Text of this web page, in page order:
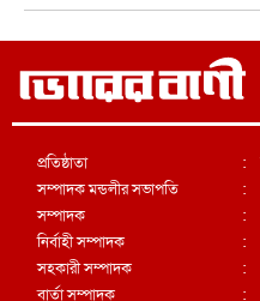
প্রতিষ্ঠাতা
সম্পাদক মন্ডলীর সভাপতি
সম্পাদক
নির্বাহী সম্পাদক
সহকারী সম্পাদক
বার্তা সম্পাদক
:
:
:
:
:
: